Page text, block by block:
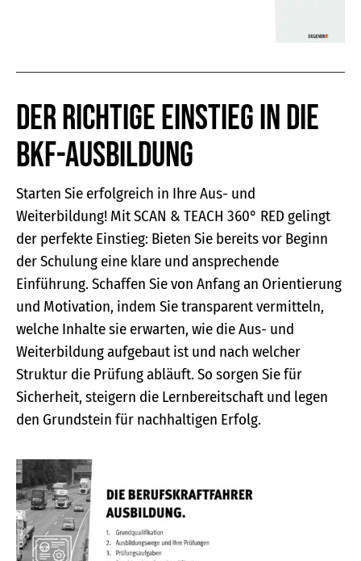
Der richtige Einstieg in die
BKF-Ausbildung
Starten Sie erfolgreich in Ihre Aus- und
Weiterbildung! Mit SCAN & TEACH 360° RED gelingt
der perfekte Einstieg: Bieten Sie bereits vor Beginn
der Schulung eine klare und ansprechende
Einführung. Schaffen Sie von Anfang an Orientierung
und Motivation, indem Sie transparent vermitteln,
welche Inhalte sie erwarten, wie die Aus- und
Weiterbildung aufgebaut ist und nach welcher
Struktur die Prüfung abläuft. So sorgen Sie für
Sicherheit, steigern die Lernbereitschaft und legen
den Grundstein für nachhaltigen Erfolg.